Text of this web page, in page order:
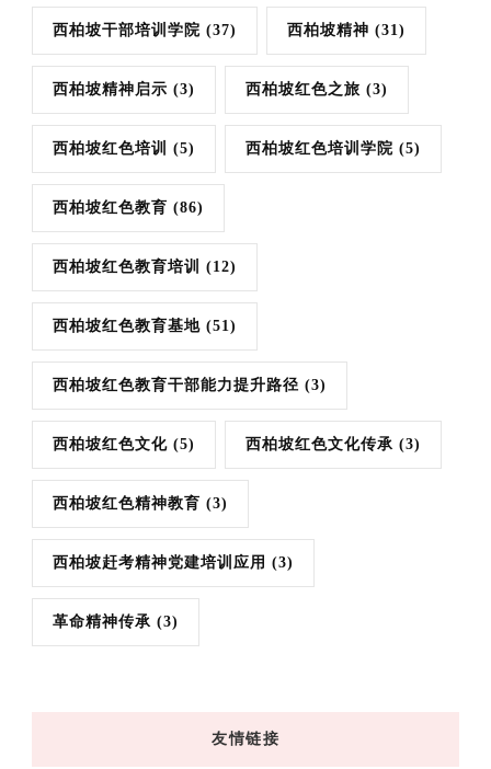
西柏坡干部培训学院 (37) 西柏坡精神 (31)
西柏坡精神启示 (3) 西柏坡红色之旅 (3)
西柏坡红色培训 (5) 西柏坡红色培训学院 (5)
西柏坡红色教育 (86)
西柏坡红色教育培训 (12)
西柏坡红色教育基地 (51)
西柏坡红色教育干部能力提升路径 (3)
西柏坡红色文化 (5) 西柏坡红色文化传承 (3)
西柏坡红色精神教育 (3)
西柏坡赶考精神党建培训应用 (3)
革命精神传承 (3)
友情链接